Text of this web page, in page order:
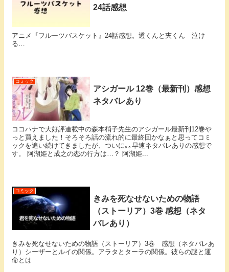
24話感想
アニメ『フルーツバスケット』24話感想。透くんと夾くん 泣け
る…
コミック
アシガール 12巻（最新刊）感想
ネタバレあり
ココハナで大好評連載中の森本梢子先生のアシガール最新刊12巻や
っと買えました！そろそろ話の流れ的に最終回かなぁと思ってコミ
ックを追い続けてきましたが、ついに｡｡早速ネタバレありの感想で
す。 阿湖姫と成之の恋の行方は…？ 阿湖姫...
コミック
きみを死なせないための物語
（ストーリア）3巻 感想（ネタ
バレあり）
きみを死なせないための物語（ストーリア）3巻 感想（ネタバレあ
り）シーザーとルイの関係。アラタとターラの関係。彼らの謎と運
命とは